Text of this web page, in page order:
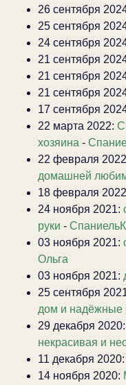
26 сентября
25 сентября
24 сентября
21 сентября
21 сентября
21 сентября
17 сентября
22 марта 2022:
хозяина -
22 февраля
домашней
18 февраля
24 ноября 2021:
руки -
03 ноября 2021:
Ольга
03 ноября 2021:
25 сентября
дом и надёжные
29 декабря 2020:
некрасивая и
11 декабря 2020:
14 ноября 2020: